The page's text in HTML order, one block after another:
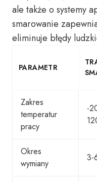
ale także o systemy
smarowanie
eliminuje błędy
PARAMETR
Zakres
temperatur
pracy
-
Okres
wymiany
3-